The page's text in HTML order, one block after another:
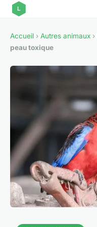
Accueil › Autres animaux ›
peau toxique